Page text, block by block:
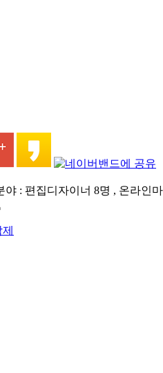
: 편집디자이너 8명 , 온라인